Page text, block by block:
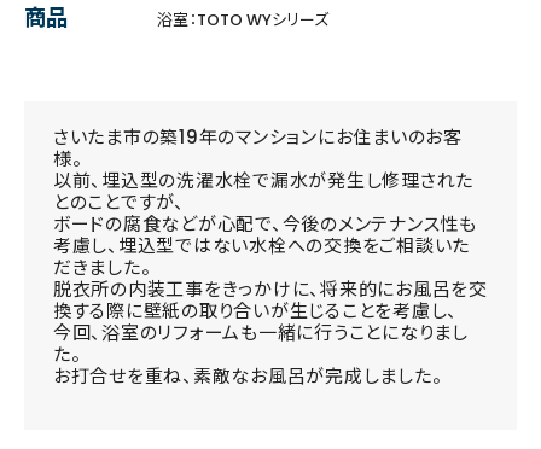
商品
浴室：TOTO WYシリーズ
さいたま市の築19年のマンションにお住まいのお客
様。
以前、埋込型の洗濯水栓で漏水が発生し修理された
とのことですが、
ボードの腐食などが心配で、今後のメンテナンス性も
考慮し、埋込型ではない水栓への交換をご相談いた
だきました。
脱衣所の内装工事をきっかけに、将来的にお風呂を交
換する際に壁紙の取り合いが生じることを考慮し、
今回、浴室のリフォームも一緒に行うことになりまし
た。
お打合せを重ね、素敵なお風呂が完成しました。